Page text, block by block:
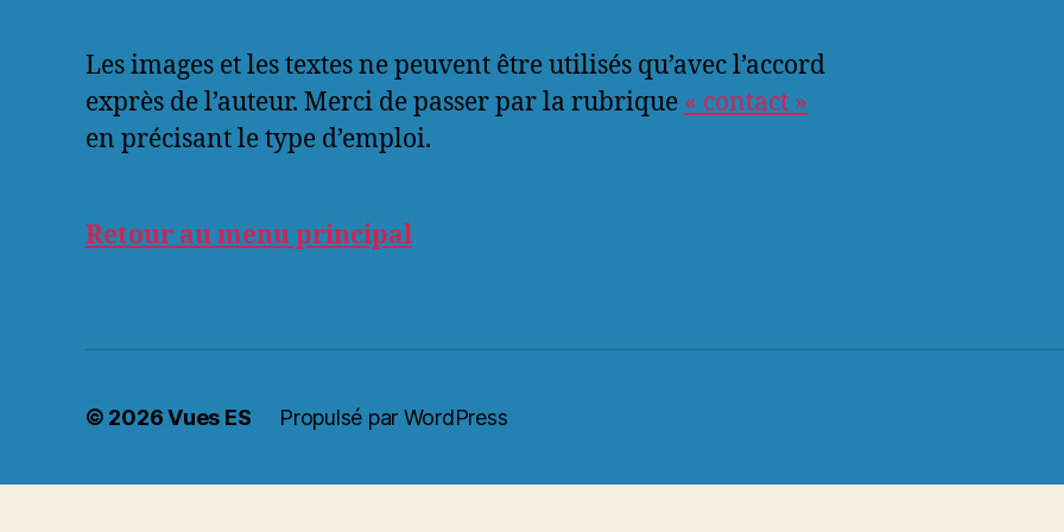
Les images et les textes ne peuvent être utilisés qu’avec l’accord
exprès de l’auteur. Merci de passer par la rubrique « contact »
en précisant le type d’emploi.
Retour au menu principal
© 2026Vues ES Propulsé par WordPress